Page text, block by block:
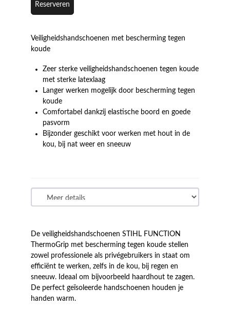
Reserveren
Veiligheidshandschoenen met bescherming tegen
koude
Zeer sterke veiligheidshandschoenen tegen koude
met sterke latexlaag
Langer werken mogelijk door bescherming tegen
koude
Comfortabel dankzij elastische boord en goede
pasvorm
Bijzonder geschikt voor werken met hout in de
kou, bij nat weer en sneeuw
De veiligheidshandschoenen STIHL FUNCTION
ThermoGrip met bescherming tegen koude stellen
zowel professionele als privégebruikers in staat om
efficiënt te werken, zelfs in de kou, bij regen en
sneeuw. Ideaal om bijvoorbeeld haardhout te zagen.
De perfect geïsoleerde handschoenen houden je
handen warm.